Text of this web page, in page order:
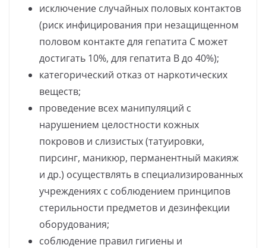
исключение случайных половых контактов
(риск инфицирования при незащищенном
половом контакте для гепатита С может
достигать 10%, для гепатита В до 40%);
категорический отказ от наркотических
веществ;
проведение всех манипуляций с
нарушением целостности кожных
покровов и слизистых (татуировки,
пирсинг, маникюр, перманентный макияж
и др.) осуществлять в специализированных
учреждениях с соблюдением принципов
стерильности предметов и дезинфекции
оборудования;
соблюдение правил гигиены и